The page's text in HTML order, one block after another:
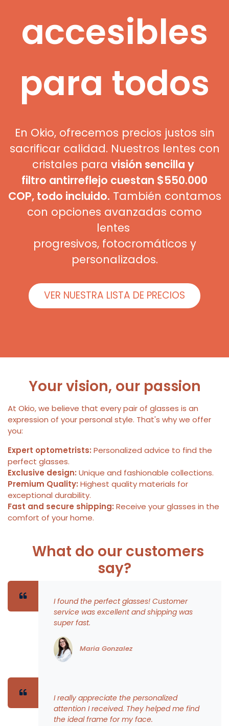
accesibles
para todos
En Okio, ofrecemos precios justos sin
sacrificar calidad. Nuestros lentes con
cristales para visión sencilla y
filtro antirreflejo cuestan $550.000
COP, todo incluido. También contamos
con opciones avanzadas como
lentes
progresivos, fotocromáticos y
personalizados.
VER NUESTRA LISTA DE PRECIOS
Your vision, our passion
At Okio, we believe that every pair of glasses is an
expression of your personal style. That's why we offer
you:
Expert optometrists: Personalized advice to find the
perfect glasses.
Exclusive design: Unique and fashionable collections.
Premium Quality: Highest quality materials for
exceptional durability.
Fast and secure shipping: Receive your glasses in the
comfort of your home.
What do our customers
say?
I found the perfect glasses! Customer
service was excellent and shipping was
super fast.
Maria Gonzalez
I really appreciate the personalized
attention I received. They helped me find
the ideal frame for my face.